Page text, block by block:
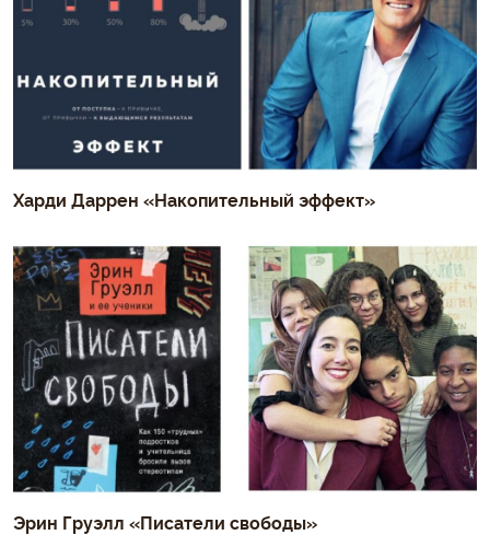
Харди Даррен «Накопительный эффект»
Эрин Груэлл «Писатели свободы»